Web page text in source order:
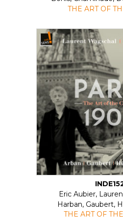
THE ART OF
Eric Aubier,
Harban, Gaubert,
THE ART OF